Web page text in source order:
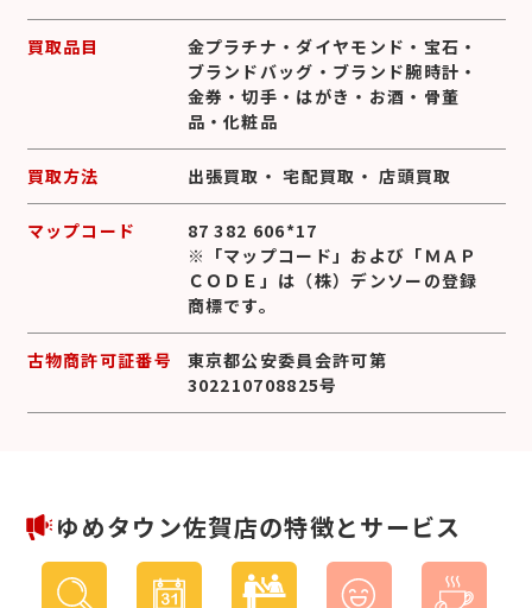
買取品目 金プラチナ ・ダイヤモンド ・ 宝石 ・
ブランドバッグ ・ ブランド腕時計 ・
金券 ・切手 ・ はがき ・ お酒 ・ 骨董
品 ・化粧品
買取方法 出張買取 ・宅配買取 ・店頭買取
マップコード
87 382 606*17
※「マップコード」および「ＭＡＰ
ＣＯＤＥ」は（株）デンソーの登録
商標です。
古物商許可証番号
東京都公安委員会許可第
302210708825号
ゆめタウン佐賀店の特徴とサービス